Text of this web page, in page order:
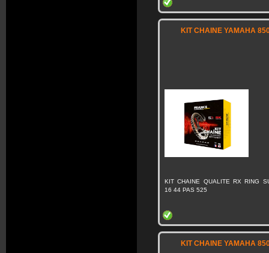
KIT CHAINE YAMAHA
KIT CHAINE QUALITE RX RING
16 44 PAS 525
KIT CHAINE YAMAHA